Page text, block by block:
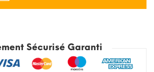
Sécurisé Garanti